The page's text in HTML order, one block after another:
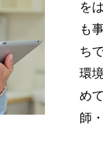
を
も
ち
環
め
師